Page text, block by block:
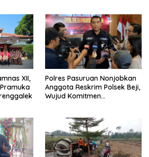
XII,
Polres Pasuruan Nonjobkan
Anggota Reskrim Polsek Beji,
Wujud Komitmen